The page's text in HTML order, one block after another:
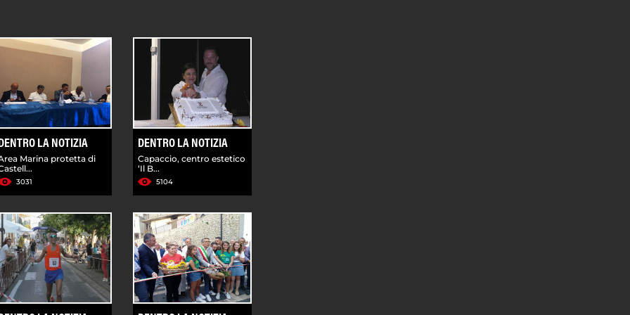
LA NOTIZIA
Marina protetta di
3031
DENTRO LA NOTIZIA
Capaccio, centro estetico
‘Il B...
5104